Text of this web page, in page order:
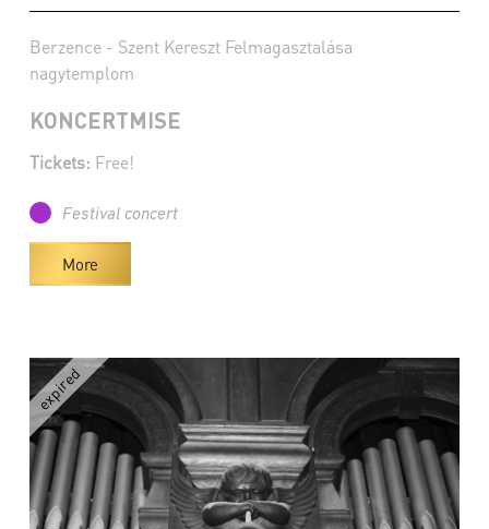
Berzence - Szent Kereszt Felmagasztalása
nagytemplom
KONCERTMISE
Tickets: Free!
Festival concert
More